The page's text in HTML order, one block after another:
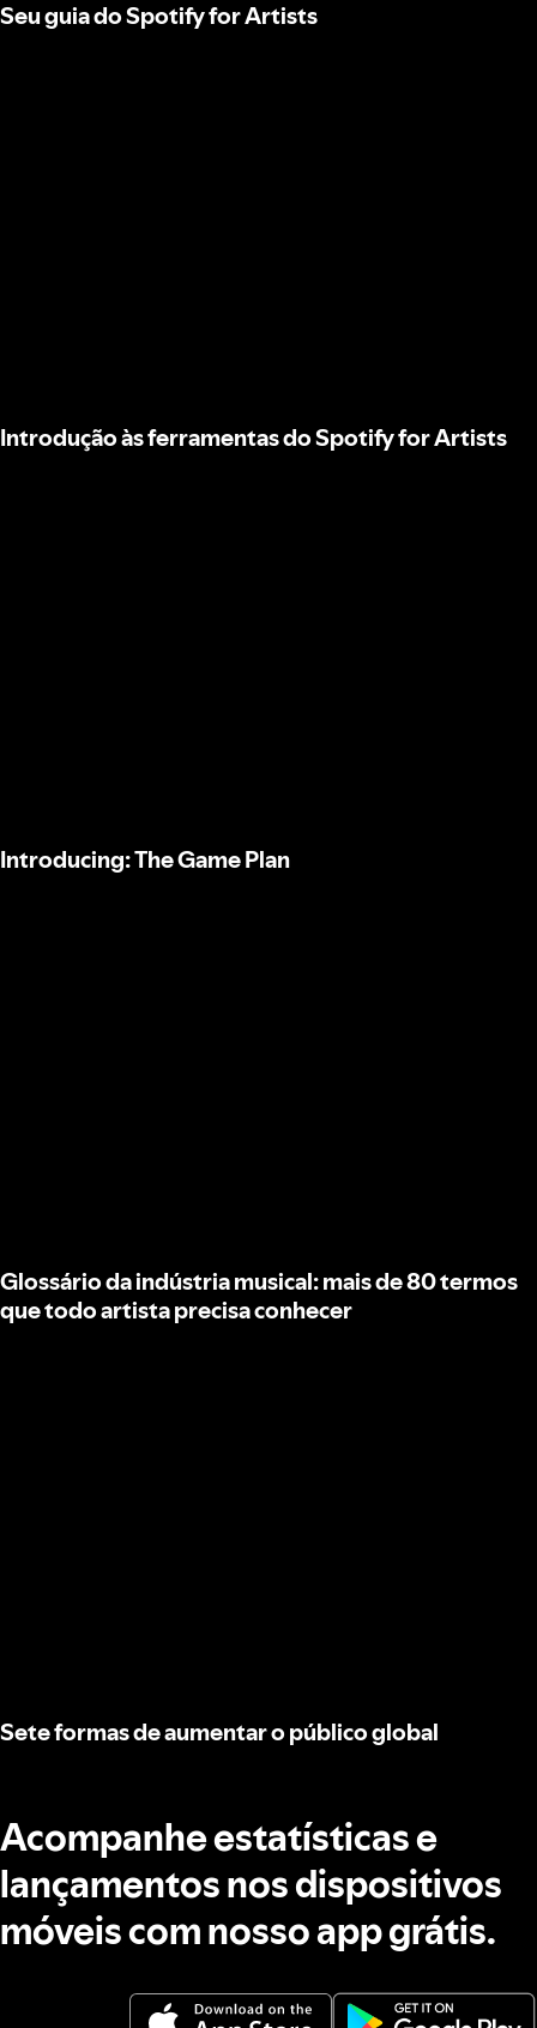
Seu guia do Spotify for Artists
Introdução às ferramentas do Spotify for Artists
Introducing: The Game Plan
Glossário da indústria musical: mais de 80 termos
que todo artista precisa conhecer
Sete formas de aumentar o público global
Acompanhe estatísticas e
lançamentos nos dispositivos
móveis com nosso app grátis.